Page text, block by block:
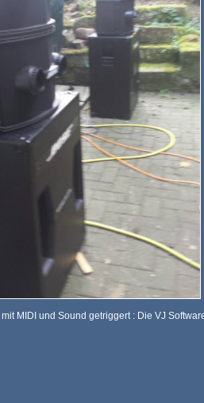
MIDI und Sound getriggert : Die VJ